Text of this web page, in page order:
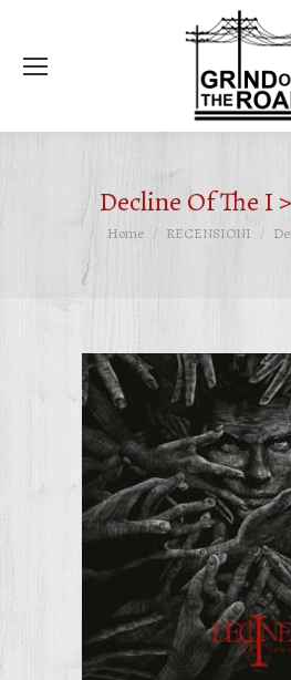
Decline Of The I
Tu sei qui:
Home RECENSIONI